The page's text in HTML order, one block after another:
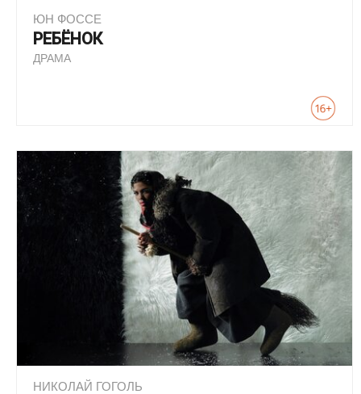
ЮН ФОССЕ
РЕБЁНОК
ДРАМА
НИКОЛАЙ ГОГОЛЬ